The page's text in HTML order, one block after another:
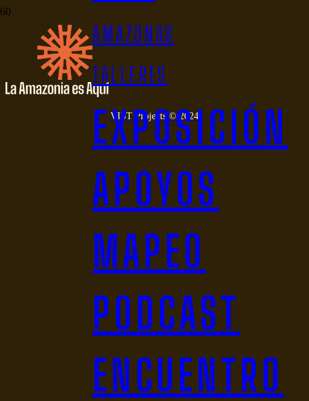
AMAZONAS
TALLERES
EXPOSICIÓN
APOYOS
MAPEO
PODCAST
ENCUENTRO
Mogaje-guihu
VIST Projects © 2024